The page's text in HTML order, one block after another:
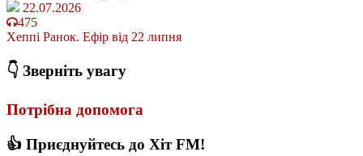
22.07.2026
475
Хеппі Ранок. Ефір від 22 липня
👇 Зверніть увагу
Потрібна допомога
👍 Приєднуйтесь до Хіт FM!